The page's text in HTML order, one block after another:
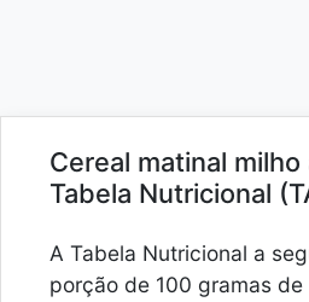
Cereal matinal
Tabela Nutricional
A Tabela Nutricional a
porção de 100 gramas